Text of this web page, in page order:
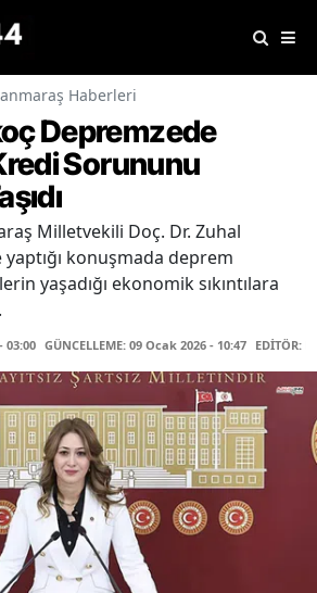
Haberleri
Depremzede
Sorununu
Milletvekili Doç. Dr. Zuhal
yaptığı konuşmada deprem
yaşadığı ekonomik sıkıntılara
03:00 GÜNCELLEME: 09 Ocak 2026 - 10:47 EDİTÖR: